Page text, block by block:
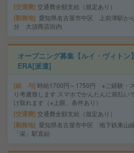
交通費 交通費全額支給（規定あり）
勤務地 愛知県名古屋市中区 上前津駅か
分 大須商店街内
オープニング募集【ルイ・ヴィト
ERA[派遣]
給 与 時給1700円～1750円 ※ご経験・
り考慮致します スマホでかんたんに前払い
け取れます（※上限、条件あり）
交通費 交通費全額支給（規定あり）
勤務地 愛知県名古屋市中区 地下鉄東山
「栄」駅直結